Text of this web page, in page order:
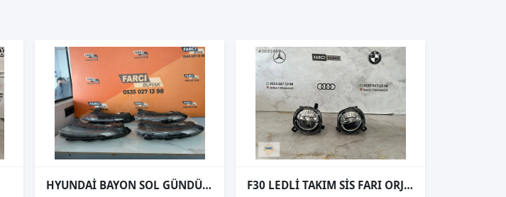
HYUNDAİ BAYON SOL GÜNDÜZ FARI ORJİNAL 9220700500 F30 LEDLİ TAKIM SİS FARI ORJİNAL